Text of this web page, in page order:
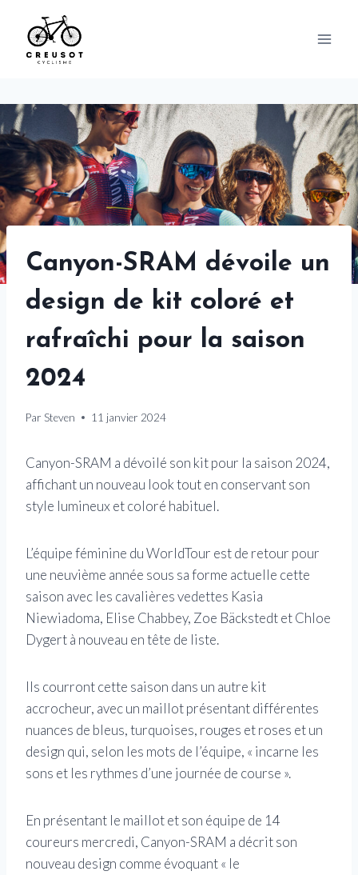
content
Canyon-SRAM dévoile un
design de kit coloré et
rafraîchi pour la saison
2024
Par Steven 11 janvier 2024
Canyon-SRAM a dévoilé son kit pour la saison 2024,
affichant un nouveau look tout en conservant son
style lumineux et coloré habituel.
L’équipe féminine du WorldTour est de retour pour
une neuvième année sous sa forme actuelle cette
saison avec les cavalières vedettes Kasia
Niewiadoma, Elise Chabbey, Zoe Bäckstedt et Chloe
Dygert à nouveau en tête de liste.
Ils courront cette saison dans un autre kit
accrocheur, avec un maillot présentant différentes
nuances de bleus, turquoises, rouges et roses et un
design qui, selon les mots de l’équipe, « incarne les
sons et les rythmes d’une journée de course ».
En présentant le maillot et son équipe de 14
coureurs mercredi, Canyon-SRAM a décrit son
nouveau design comme évoquant « le